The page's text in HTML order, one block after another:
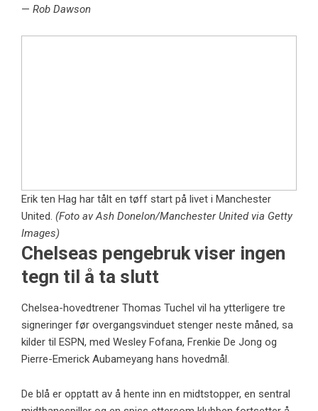
— Rob Dawson
Erik ten Hag har tålt en tøff start på livet i Manchester
United. (Foto av Ash Donelon/Manchester United via Getty
Images)
Chelseas pengebruk viser ingen
tegn til å ta slutt
Chelsea-hovedtrener Thomas Tuchel vil ha ytterligere tre
signeringer før overgangsvinduet stenger neste måned, sa
kilder til ESPN, med Wesley Fofana, Frenkie De Jong og
Pierre-Emerick Aubameyang hans hovedmål.
De blå er opptatt av å hente inn en midtstopper, en sentral